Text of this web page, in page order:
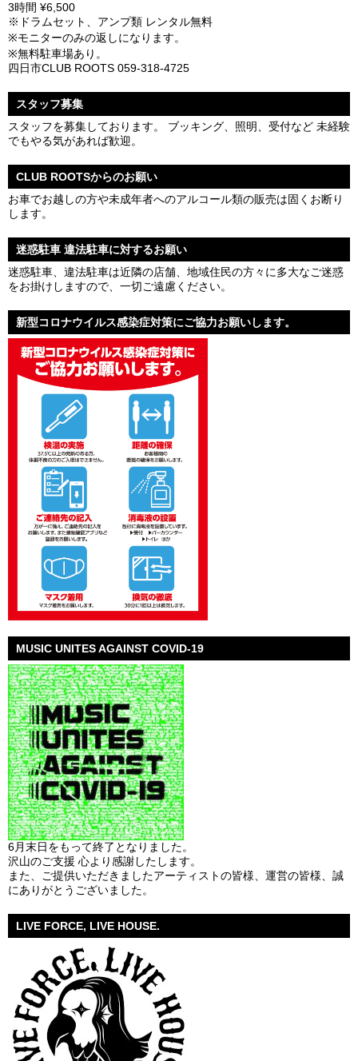
3時間 ¥6,500
※ドラムセット、アンプ類 レンタル無料
※モニターのみの返しになります。
※無料駐車場あり。
四日市CLUB ROOTS 059-318-4725
スタッフ募集
スタッフを募集しております。 ブッキング、照明、受付など 未経験
でもやる気があれば歓迎。
CLUB ROOTSからのお願い
お車でお越しの方や未成年者へのアルコール類の販売は固くお断り
します。
迷惑駐車 違法駐車に対するお願い
迷惑駐車、違法駐車は近隣の店舗、地域住民の方々に多大なご迷惑
をお掛けしますので、一切ご遠慮ください。
新型コロナウイルス感染症対策にご協力お願いします。
MUSIC UNITES AGAINST COVID-19
6月末日をもって終了となりました。
沢山のご支援 心より感謝したします。
また、ご提供いただきましたアーティストの皆様、運営の皆様、誠
にありがとうございました。
LIVE FORCE, LIVE HOUSE.